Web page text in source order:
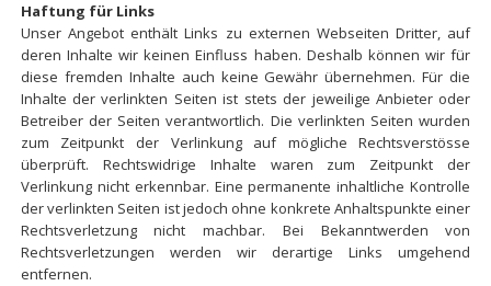
Haftung für Links
Unser Angebot enthält Links zu externen Webseiten Dritter, auf
deren Inhalte wir keinen Einfluss haben. Deshalb können wir für
diese fremden Inhalte auch keine Gewähr übernehmen. Für die
Inhalte der verlinkten Seiten ist stets der jeweilige Anbieter oder
Betreiber der Seiten verantwortlich. Die verlinkten Seiten wurden
zum Zeitpunkt der Verlinkung auf mögliche Rechtsverstösse
überprüft. Rechtswidrige Inhalte waren zum Zeitpunkt der
Verlinkung nicht erkennbar. Eine permanente inhaltliche Kontrolle
der verlinkten Seiten ist jedoch ohne konkrete Anhaltspunkte einer
Rechtsverletzung nicht machbar. Bei Bekanntwerden von
Rechtsverletzungen werden wir derartige Links umgehend
entfernen.